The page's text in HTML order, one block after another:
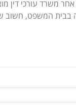
משרד עורכי דין
בבית המשפט, חשוב